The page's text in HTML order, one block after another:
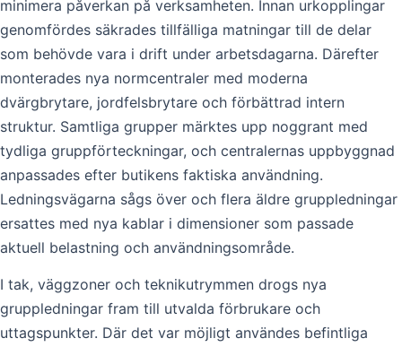
minimera påverkan på verksamheten. Innan urkopplingar
genomfördes säkrades tillfälliga matningar till de delar
som behövde vara i drift under arbetsdagarna. Därefter
monterades nya normcentraler med moderna
dvärgbrytare, jordfelsbrytare och förbättrad intern
struktur. Samtliga grupper märktes upp noggrant med
tydliga gruppförteckningar, och centralernas uppbyggnad
anpassades efter butikens faktiska användning.
Ledningsvägarna sågs över och flera äldre gruppledningar
ersattes med nya kablar i dimensioner som passade
aktuell belastning och användningsområde.
I tak, väggzoner och teknikutrymmen drogs nya
gruppledningar fram till utvalda förbrukare och
uttagspunkter. Där det var möjligt användes befintliga